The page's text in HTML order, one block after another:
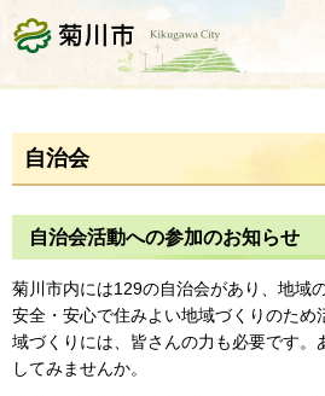
菊川市
自治会
自治会活動への参加のお知らせ
菊川市内には129の自治会があり、地域
安全・安心で住みよい地域づくりのため
域づくりには、皆さんの力も必要です。
してみませんか。